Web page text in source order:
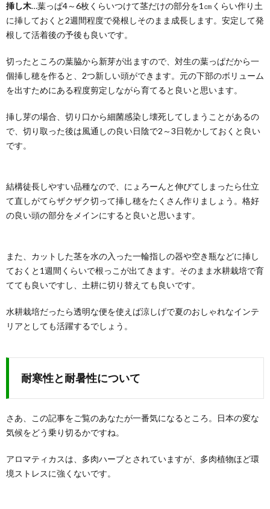
挿し木…葉っぱ4～6枚くらいつけて茎だけの部分を1㎝くらい作り土
に挿しておくと2週間程度で発根しそのまま成長します。安定して発
根して活着後の予後も良いです。
切ったところの葉脇から新芽が出ますので、対生の葉っぱだから一
個挿し穂を作ると、2つ新しい頭ができます。元の下部のボリューム
を出すためにある程度剪定しながら育てると良いと思います。
挿し芽の場合、切り口から細菌感染し壊死してしまうことがあるの
で、切り取った後は風通しの良い日陰で2～3日乾かしておくと良い
です。
結構徒長しやすい品種なので、にょろーんと伸びてしまったら仕立
て直しがてらザクザク切って挿し穂をたくさん作りましょう。格好
の良い頭の部分をメインにすると良いと思います。
また、カットした茎を水の入った一輪指しの器や空き瓶などに挿し
ておくと1週間くらいで根っこが出てきます。そのまま水耕栽培で育
てても良いですし、土耕に切り替えても良いです。
水耕栽培だったら透明な便を使えば涼しげで夏のおしゃれなインテ
リアとしても活躍するでしょう。
耐寒性と耐暑性について
さあ、この記事をご覧のあなたが一番気になるところ。日本の変な
気候をどう乗り切るかですね。
アロマティカスは、多肉ハーブとされていますが、多肉植物ほど環
境ストレスに強くないです。